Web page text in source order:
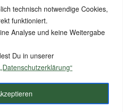
technisch notwendige Cookies,
funktioniert.
Analyse und keine Weitergabe
Du in unserer
– Alle Rechte vorbehalten